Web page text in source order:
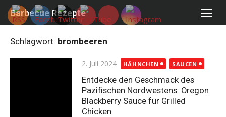
Skip
Barbecue Rezepte
Schlagwort: brombeeren
Posted
on
2. Juli 2024 HÄHNCHEN SAUCEN
Entdecke den Geschmack des
Pazifischen Nordwestens: Oregon
Blackberry Sauce für Grilled
Chicken